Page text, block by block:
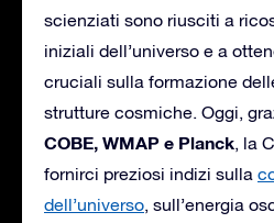
scienziati sono riusciti a
iniziali dell’universo e a
cruciali sulla formazione
strutture cosmiche. Oggi,
COBE, WMAP e Planck, la
fornirci preziosi indizi sulla
dell’universo, sull’energia